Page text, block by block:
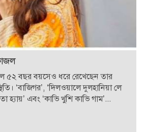
৫২ বছর বয়সেও ধরে রেখেছেন তার
‘বাজিগর’, ‘দিলওয়ালে দুলহানিয়া লে
হ্যায়’ এবং ‘কাভি খুশি কাভি গাম’...